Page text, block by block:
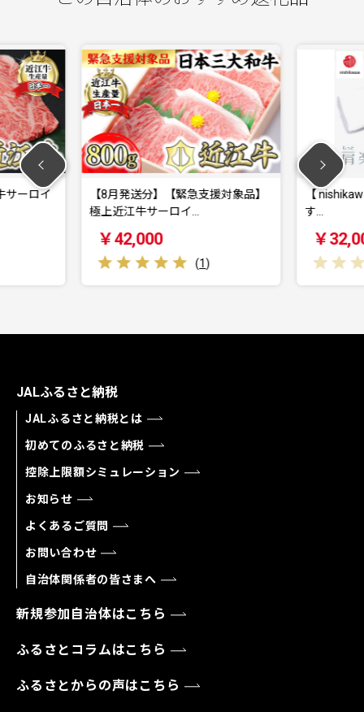
緊急支援対象品】
【 nishikawa/西川 】New 医師がす
す…
￥32,000
JALふるさと納税
JALふるさと納税とは
初めてのふるさと納税
控除上限額シミュレーション
お知らせ
よくあるご質問
お問い合わせ
自治体関係者の皆さまへ
新規参加自治体はこちら
ふるさとコラムはこちら
ふるさとからの声はこちら